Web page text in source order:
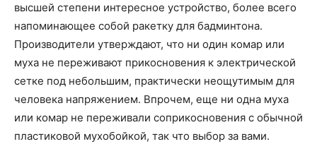
высшей степени интересное устройство, более всего
напоминающее собой ракетку для бадминтона.
Производители утверждают, что ни один комар или
муха не переживают прикосновения к электрической
сетке под небольшим, практически неощутимым для
человека напряжением. Впрочем, еще ни одна муха
или комар не переживали соприкосновения с обычной
пластиковой мухобойкой, так что выбор за вами.